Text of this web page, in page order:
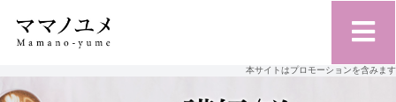
本サイトはプロモーションを含みます